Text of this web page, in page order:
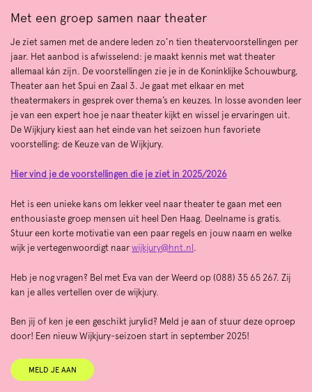
Met een groep samen naar theater
Je ziet samen met de andere leden zo’n tien theatervoorstellingen per
jaar. Het aanbod is afwisselend: je maakt kennis met wat theater
allemaal kán zijn. De voorstellingen zie je in de Koninklijke Schouwburg,
Theater aan het Spui en Zaal 3. Je gaat met elkaar en met
theatermakers in gesprek over thema’s en keuzes. In losse avonden leer
je van een expert hoe je naar theater kijkt en wissel je ervaringen uit.
De Wijkjury kiest aan het einde van het seizoen hun favoriete
voorstelling: de Keuze van de Wijkjury.
Hier vind je de voorstellingen die je ziet in 2025/2026
Het is een unieke kans om lekker veel naar theater te gaan met een
enthousiaste groep mensen uit heel Den Haag. Deelname is gratis.
Stuur een korte motivatie van een paar regels en jouw naam en welke
wijk je vertegenwoordigt naar wijkjury@hnt.nl.
Heb je nog vragen? Bel met Eva van der Weerd op (088) 35 65 267. Zij
kan je alles vertellen over de wijkjury.
Ben jij of ken je een geschikt jurylid? Meld je aan of stuur deze oproep
door! Een nieuw Wijkjury-seizoen start in september 2025!
MELD JE AAN